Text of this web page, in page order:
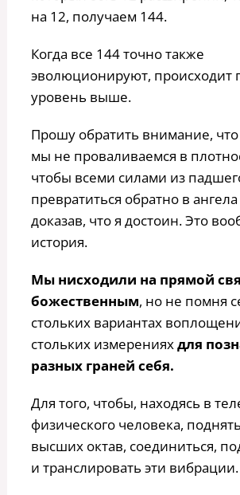
на 12, получаем 144.
Когда все 144 точно также
эволюционируют, происходит
уровень выше.
Прошу обратить внимание,
мы не проваливаемся в
чтобы всеми силами из
превратиться обратно в
доказав, что я достоин. Это
история.
Мы нисходили на прямой
божественным, но не помня
стольких вариантах
стольких измеренияхдля
разных граней себя.
Для того, чтобы, находясь в
физического человека,
высших октав, соединиться,
и транслировать эти вибрации.